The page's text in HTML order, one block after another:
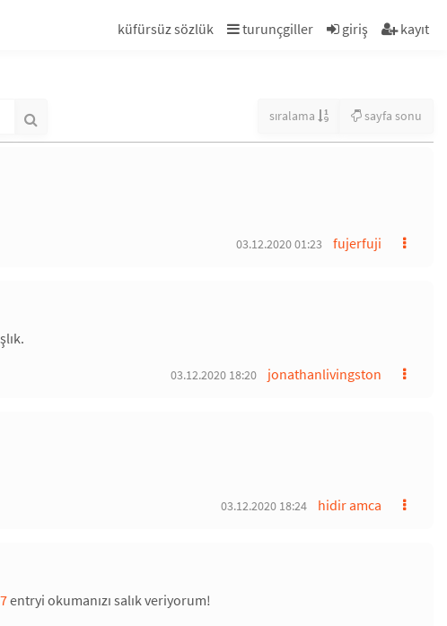
küfürsüz sözlük turunçgiller giriş kayıt
sıralama sayfa sonu
fujerfuji
03.12.2020 01:23
jonathanlivingston
03.12.2020 18:20
hidir amca
03.12.2020 18:24
entryi okumanızı salık veriyorum!